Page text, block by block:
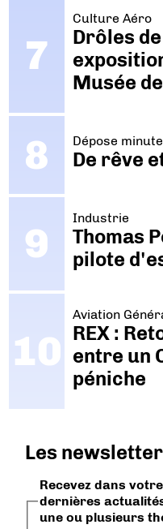
Culture Aéro
Drôles
Musée
Dépose minute
De rêve
Industrie
Thomas
pilote
Aviation
REX :
entre un
péniche
Les
Recevez dans
dernières
une ou plusieurs